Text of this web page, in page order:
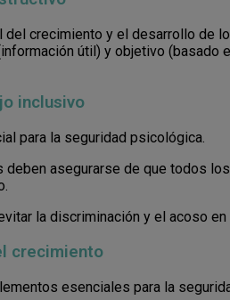
del crecimiento y el desarrollo de
útil) y objetivo (basado
inclusivo
para la seguridad psicológica.
asegurarse de que todos
la discriminación y el acoso en
crecimiento
esenciales para la